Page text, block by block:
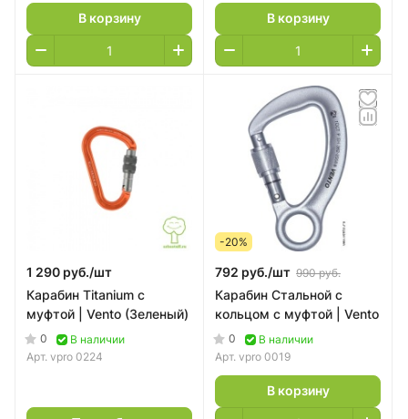
В корзину В корзину
1 290 руб./шт
Карабин Titanium с
муфтой | Vento (Зеленый)
0
В наличии
Арт. vpro 0224
-20%
792 руб./шт 990 руб.
Карабин Стальной с
кольцом с муфтой | Vento
0
В наличии
Арт. vpro 0019
В корзину